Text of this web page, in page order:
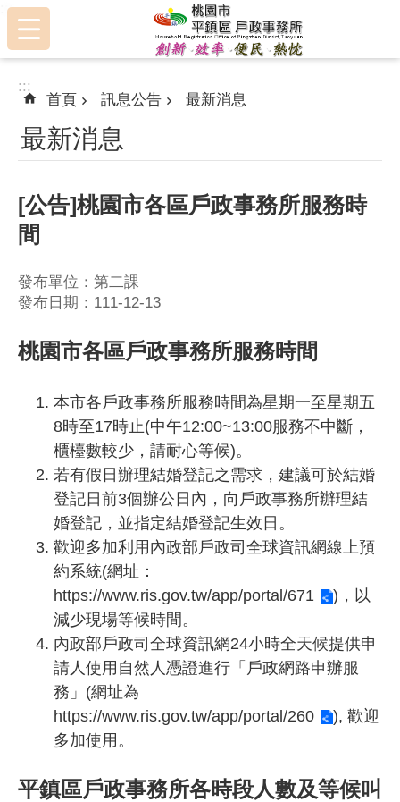
跳到主要內容區塊
:::
:::
首頁 訊息公告 最新消息
最新消息
[公告]桃園市各區戶政事務所服務時
間
發布單位：第二課
發布日期：111-12-13
桃園市各區戶政事務所服務時間
本市各戶政事務所服務時間為星期一至星期五
8時至17時止(中午12:00~13:00服務不中斷，
櫃檯數較少，請耐心等候)。
若有假日辦理結婚登記之需求，建議可於結婚
登記日前3個辦公日內，向戶政事務所辦理結
婚登記，並指定結婚登記生效日。
歡迎多加利用內政部戶政司全球資訊網線上預
約系統(網址：
https://www.ris.gov.tw/app/portal/671
)，以
減少現場等候時間。
內政部戶政司全球資訊網24小時全天候提供申
請人使用自然人憑證進行「戶政網路申辦服
務」(網址為
https://www.ris.gov.tw/app/portal/260
), 歡迎
多加使用。
平鎮區戶政事務所各時段人數及等候叫